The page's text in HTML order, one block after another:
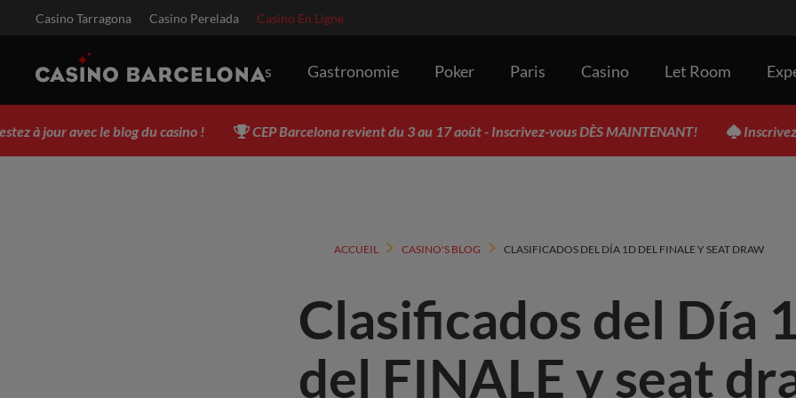
Casino Tarragona Casino Perelada Casino En Ligne
Événements Gastronomie Poker Paris Casino Let Room
avec le blog du casino ! CEP Barcelona revient du 3 au 17 août - Inscrivez-vous DÈS MAINTENANT! Inscrivez-vous
ACCUEIL CASINO'S BLOG CLASIFICADOS DEL DÍA 1D DEL FINALE Y SEAT DRAW
Clasificados del Día
del FINALE y seat